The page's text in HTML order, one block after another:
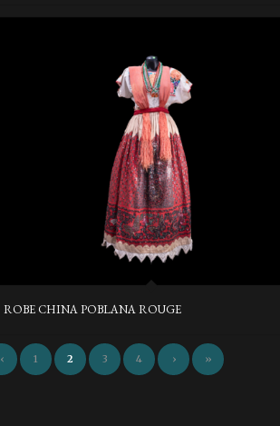
ROBE CHINA POBLANA ROUGE
‹ 1 2 3 4 › »